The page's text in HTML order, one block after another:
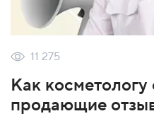
11 275
Как косметологу
продающие